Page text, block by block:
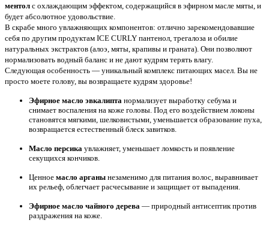
ментол с охлаждающим эффектом, содержащийся в эфирном масле мяты, и
будет абсолютное удовольствие.
В скрабе много увлажняющих компонентов: отлично зарекомендовавшие
себя по другим продуктам ICE CURLY пантенол, трегалоза и обилие
натуральных экстрактов (алоэ, мяты, крапивы и граната). Они позволяют
нормализовать водный баланс и не дают кудрям терять влагу.
Следующая особенность — уникальный комплекс питающих масел. Вы не
просто моете голову, вы возвращаете кудрям здоровье!
Эфирное масло эвкалипта нормализует выработку себума и
снимает воспаления на коже головы. Под его воздействием локоны
становятся мягкими, шелковистыми, уменьшается образование пуха,
возвращается естественный блеск завитков.
Масло персика увлажняет, уменьшает ломкость и появление
секущихся кончиков.
Ценное масло арганы незаменимо для питания волос, выравнивает
их рельеф, облегчает расчесывание и защищает от выпадения.
Эфирное масло чайного дерева — природный антисептик против
раздражения на коже.